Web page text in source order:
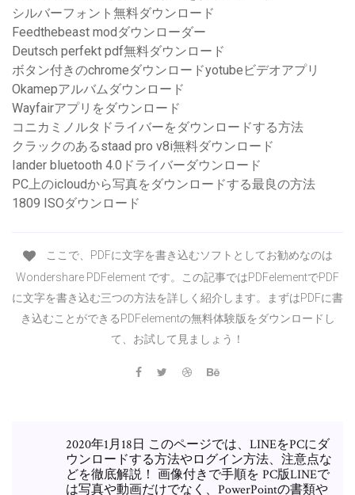
シルバーフォント無料ダウンロード
Feedthebeast modダウンローダー
Deutsch perfekt pdf無料ダウンロード
ボタン付きのchromeダウンロードyotubeビデオアプリ
Okamepアルバムダウンロード
Wayfairアプリをダウンロード
コニカミノルタドライバーをダウンロードする方法
クラックのあるstaad pro v8i無料ダウンロード
Iander bluetooth 4.0ドライバーダウンロード
PC上のicloudから写真をダウンロードする最良の方法
1809 ISOダウンロード
ここで、PDFに文字を書き込むソフトとしてお勧めなのは
Wondershare PDFelement です。この記事ではPDFelementでPDF
に文字を書き込む三つの方法を詳しく紹介します。まずはPDFに書
き込むことができるPDFelementの無料体験版をダウンロードし
て、お試して見ましょう！
2020年1月18日 このページでは、LINEをPCにダ
ウンロードする方法やログイン方法、注意点な
どを徹底解説！ 画像付きで手順を PC版LINEで
は写真や動画だけでなく、PowerPointの書類や